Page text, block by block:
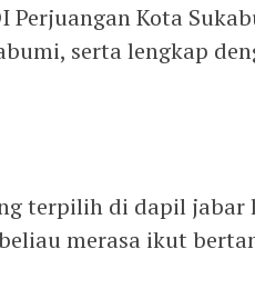
Perjuangan Kota
serta lengkap
terpilih di dapil jabar
merasa ikut